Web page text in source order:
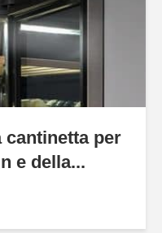
cantinetta per
e della...